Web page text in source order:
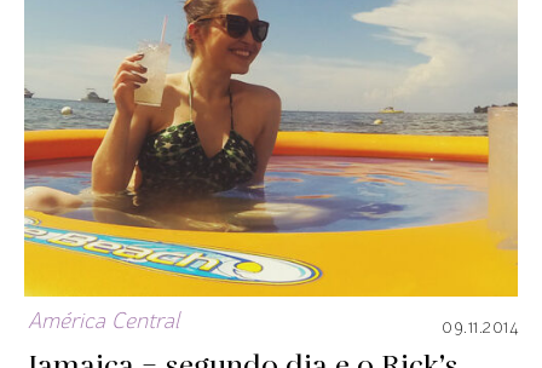
América Central 09.11.2014